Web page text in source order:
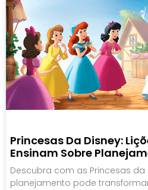
Princesas Da Disney:
Ensinam Sobre
Descubra com as Princesas
planejamento pode